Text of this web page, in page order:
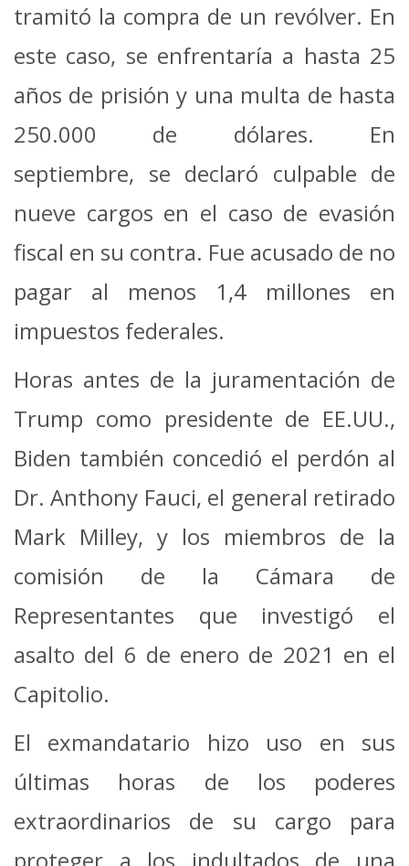
tramitó la compra de un revólver. En
este caso, se enfrentaría a hasta 25
años de prisión y una multa de hasta
250.000 de dólares. En
septiembre, se declaró culpable de
nueve cargos en el caso de evasión
fiscal en su contra. Fue acusado de no
pagar al menos 1,4 millones en
impuestos federales.
Horas antes de la juramentación de
Trump como presidente de EE.UU.,
Biden también concedió el perdón al
Dr. Anthony Fauci, el general retirado
Mark Milley, y los miembros de la
comisión de la Cámara de
Representantes que investigó el
asalto del 6 de enero de 2021 en el
Capitolio.
El exmandatario hizo uso en sus
últimas horas de los poderes
extraordinarios de su cargo para